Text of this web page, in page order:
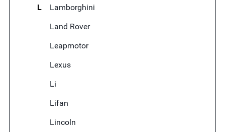
L
Lamborghini
Land Rover
Leapmotor
Lexus
Li
Lifan
Lincoln